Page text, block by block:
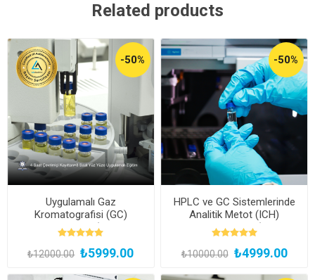
Related products
-50%
Uygulamalı Gaz
Kromatografisi (GC)
Uzmanlık Eğitimi (Yüz Yüze
ve Bireysel Uygulamalı)
₺12000.00 ₺5999.00
-50%
HPLC ve GC Sistemlerinde
Analitik Metot (ICH)
Validasyon Eğitimi (Kayıttan
Hemen İzle)
₺10000.00 ₺4999.00